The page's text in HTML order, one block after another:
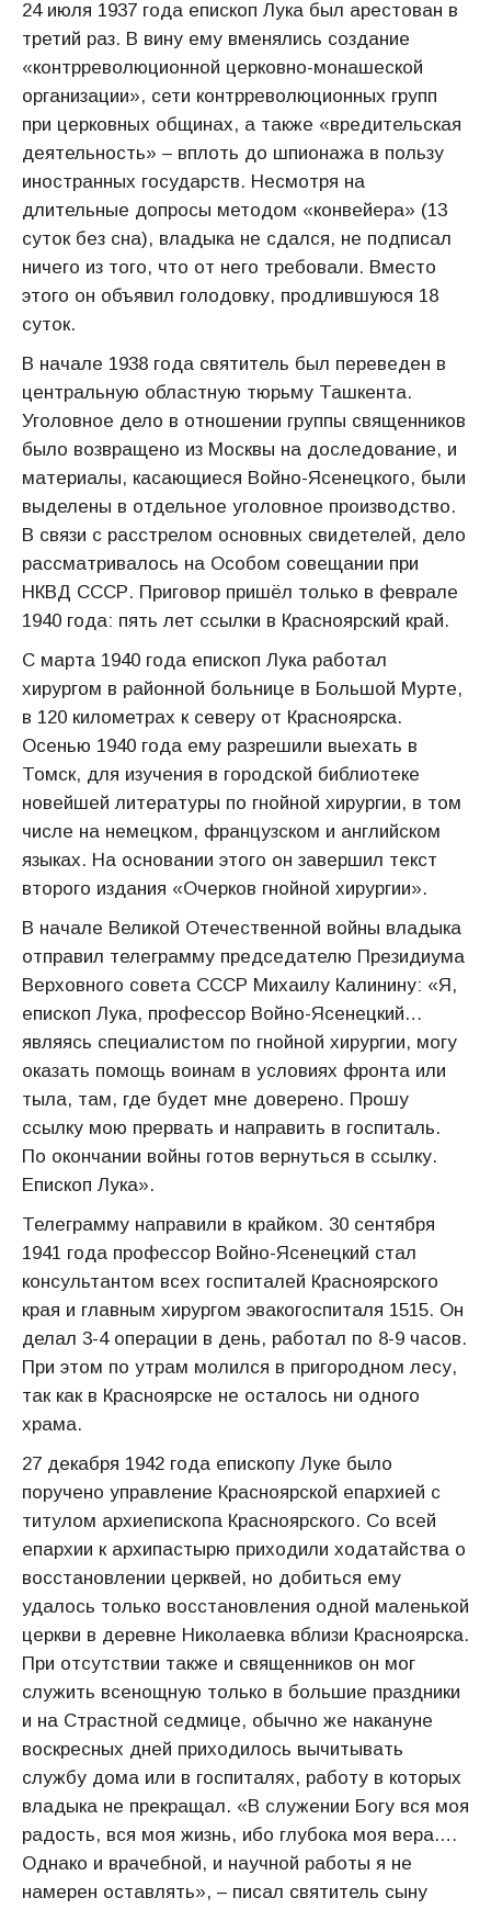
24 июля 1937 года епископ Лука был арестован в
третий раз. В вину ему вменялись создание
«контрреволюционной церковно-монашеской
организации», сети контрреволюционных групп
при церковных общинах, а также «вредительская
деятельность» – вплоть до шпионажа в пользу
иностранных государств. Несмотря на
длительные допросы методом «конвейера» (13
суток без сна), владыка не сдался, не подписал
ничего из того, что от него требовали. Вместо
этого он объявил голодовку, продлившуюся 18
суток.
В начале 1938 года святитель был переведен в
центральную областную тюрьму Ташкента.
Уголовное дело в отношении группы священников
было возвращено из Москвы на доследование, и
материалы, касающиеся Войно-Ясенецкого, были
выделены в отдельное уголовное производство.
В связи с расстрелом основных свидетелей, дело
рассматривалось на Особом совещании при
НКВД СССР. Приговор пришёл только в феврале
1940 года: пять лет ссылки в Красноярский край.
С марта 1940 года епископ Лука работал
хирургом в районной больнице в Большой Мурте,
в 120 километрах к северу от Красноярска.
Осенью 1940 года ему разрешили выехать в
Томск, для изучения в городской библиотеке
новейшей литературы по гнойной хирургии, в том
числе на немецком, французском и английском
языках. На основании этого он завершил текст
второго издания «Очерков гнойной хирургии».
В начале Великой Отечественной войны владыка
отправил телеграмму председателю Президиума
Верховного совета СССР Михаилу Калинину: «Я,
епископ Лука, профессор Войно-Ясенецкий…
являясь специалистом по гнойной хирургии, могу
оказать помощь воинам в условиях фронта или
тыла, там, где будет мне доверено. Прошу
ссылку мою прервать и направить в госпиталь.
По окончании войны готов вернуться в ссылку.
Епископ Лука».
Телеграмму направили в крайком. 30 сентября
1941 года профессор Войно-Ясенецкий стал
консультантом всех госпиталей Красноярского
края и главным хирургом эвакогоспиталя 1515. Он
делал 3-4 операции в день, работал по 8-9 часов.
При этом по утрам молился в пригородном лесу,
так как в Красноярске не осталось ни одного
храма.
27 декабря 1942 года епископу Луке было
поручено управление Красноярской епархией с
титулом архиепископа Красноярского. Со всей
епархии к архипастырю приходили ходатайства о
восстановлении церквей, но добиться ему
удалось только восстановления одной маленькой
церкви в деревне Николаевка вблизи Красноярска.
При отсутствии также и священников он мог
служить всенощную только в большие праздники
и на Страстной седмице, обычно же накануне
воскресных дней приходилось вычитывать
службу дома или в госпиталях, работу в которых
владыка не прекращал. «В служении Богу вся моя
радость, вся моя жизнь, ибо глубока моя вера.…
Однако и врачебной, и научной работы я не
намерен оставлять», – писал святитель сыну